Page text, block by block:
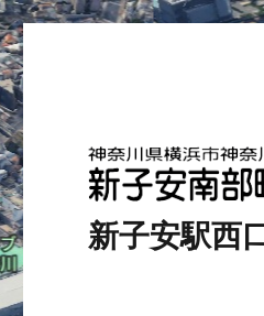
新子安駅西